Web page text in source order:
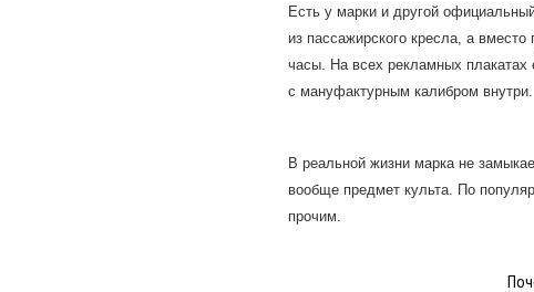
Есть у марки и другой
из пассажирского кресла, а
часы. На всех рекламных плакатах
с мануфактурным калибром внутри.
В реальной жизни марка не
вообще предмет культа. По
прочим.